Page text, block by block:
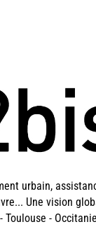
urbain,
Une vision
-